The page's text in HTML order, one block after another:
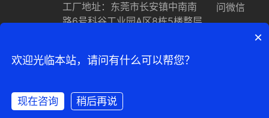
工厂地址：东莞市长安镇中南南
路6号科谷工业园A区8栋5楼整层
Copyright © 2002-2025 优海
问微信
×
欢迎光临本站，请问有什么可以帮您？
现在咨询
稍后再说
在线咨询